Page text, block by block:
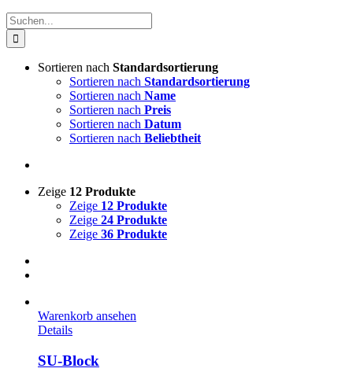
Suche
nach:
Sortieren nach Standardsortierung
Sortieren nach Standardsortierung
Sortieren nach Name
Sortieren nach Preis
Sortieren nach Datum
Sortieren nach Beliebtheit
Zeige 12 Produkte
Zeige 12 Produkte
Zeige 24 Produkte
Zeige 36 Produkte
Warenkorb ansehen
Details
SU-Block